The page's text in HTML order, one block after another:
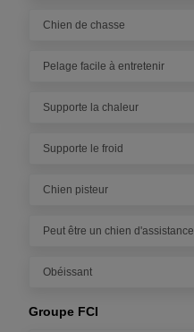
Chien de chasse
Pelage facile à entretenir
Supporte la chaleur
Supporte le froid
Chien pisteur
Peut être un chien d'assistance
Obéissant
Groupe FCI